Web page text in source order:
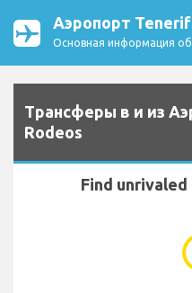
Аэропорт
Основная информация об
Трансферы в и из
Rodeos
Find